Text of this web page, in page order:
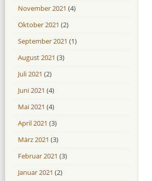
November 2021 (4)
Oktober 2021 (2)
September 2021 (1)
August 2021 (3)
Juli 2021 (2)
Juni 2021 (4)
Mai 2021 (4)
April 2021 (3)
März 2021 (3)
Februar 2021 (3)
Januar 2021 (2)